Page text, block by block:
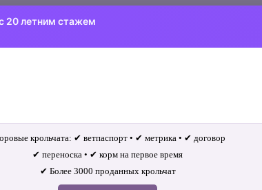
20 летним стажем
крольчата: ✔ ветпаспорт • ✔ метрика • ✔ договор
✔ переноска • ✔ корм на первое время
✔ Более 3000 проданных крольчат